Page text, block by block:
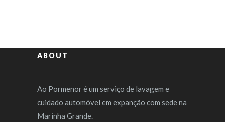
ABOUT
Ao Pormenor é um serviço de lavagem e
cuidado automóvel em expanção com sede na
Marinha Grande.